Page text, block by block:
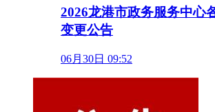
2026龙港市政务服务中心
变更公告
06月30日 09:52